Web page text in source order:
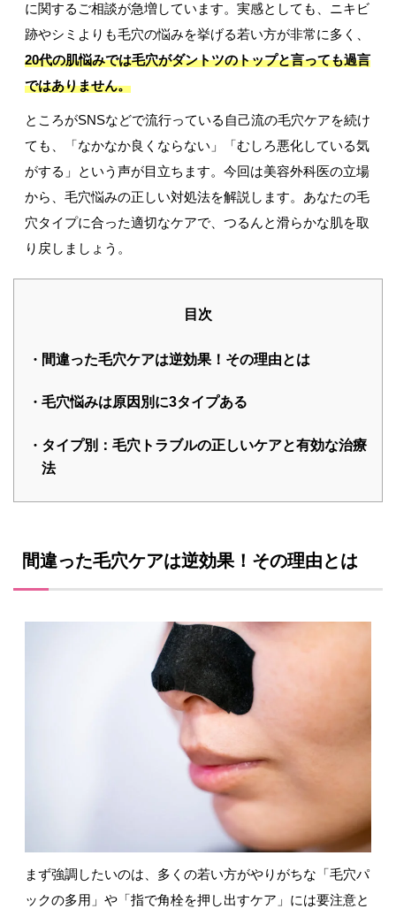
に関するご相談が急増しています。実感としても、ニキビ
跡やシミよりも毛穴の悩みを挙げる若い方が非常に多く、
20代の肌悩みでは毛穴がダントツのトップと言っても過言
ではありません。
ところがSNSなどで流行っている自己流の毛穴ケアを続け
ても、「なかなか良くならない」「むしろ悪化している気
がする」という声が目立ちます。今回は美容外科医の立場
から、毛穴悩みの正しい対処法を解説します。あなたの毛
穴タイプに合った適切なケアで、つるんと滑らかな肌を取
り戻しましょう。
目次
間違った毛穴ケアは逆効果！その理由とは
毛穴悩みは原因別に3タイプある
タイプ別：毛穴トラブルの正しいケアと有効な治療
法
間違った毛穴ケアは逆効果！その理由とは
まず強調したいのは、多くの若い方がやりがちな「毛穴パ
ックの多用」や「指で角栓を押し出すケア」には要注意と